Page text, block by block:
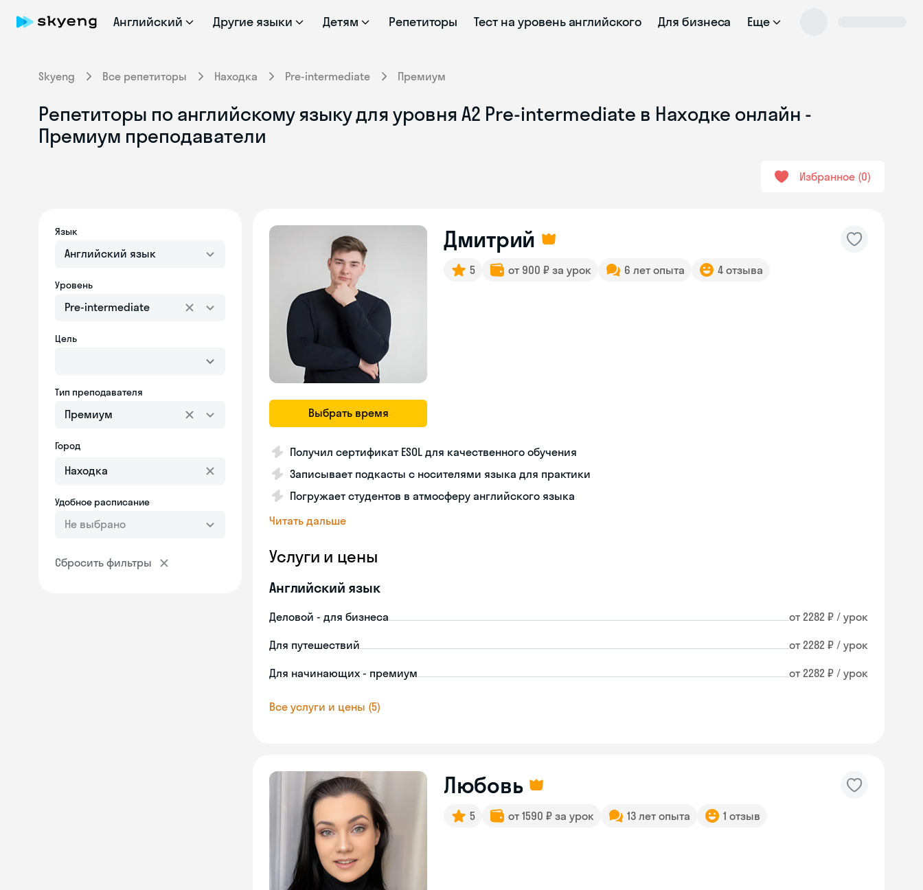
Английский Другие языки Детям Репетиторы Тест на уровень английского Для бизнеса Еще
Skyeng Все репетиторы Находка Pre-intermediate Премиум
Репетиторы по английскому языку для уровня A2 Pre-intermediate в Находке онлайн -
Премиум преподаватели
Избранное 0
Язык
Английский язык
Уровень
Pre-intermediate
Цель
Тип преподавателя
Премиум
Город
Удобное расписание
Не выбрано
Сбросить фильтры
Выбрать время
Дмитрий
5 от 900 ₽ за урок 6 лет опыта 4 отзыва
Получил сертификат ESOL для качественного обучения
Записывает подкасты с носителями языка для практики
Погружает студентов в атмосферу английского языка
Читать дальше
Услуги и цены
Английский язык
Деловой - для бизнеса от 2282 ₽ / урок
Для путешествий от 2282 ₽ / урок
Для начинающих - премиум от 2282 ₽ / урок
Все услуги и цены (5)
Любовь
5 от 1590 ₽ за урок 13 лет опыта 1 отзыв